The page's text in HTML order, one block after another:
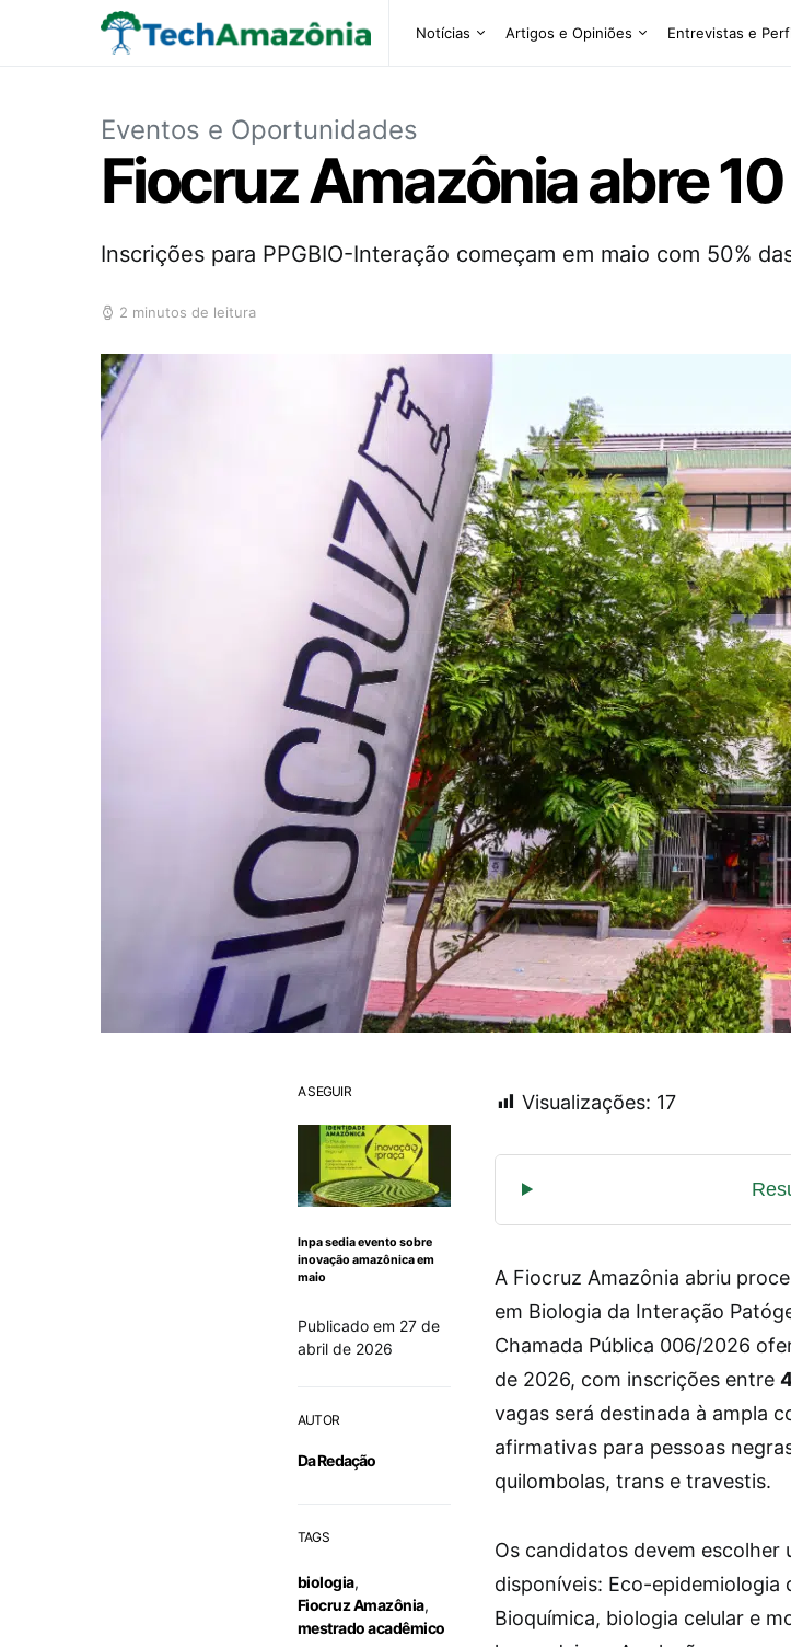
Notícias Artigos e Opiniões Entrevistas e
Eventos e Oportunidades
Fiocruz Amazônia abre
Inscrições para PPGBIO-Interação começam em maio com 50%
2 minutos de leitura
A SEGUIR
Inpa sedia evento sobre
inovação amazônica em
maio
Publicado em 27 de
abril de 2026
AUTOR
Da Redação
TAGS
biologia,
Fiocruz Amazônia,
mestrado acadêmico
Visualizações: 17
A Fiocruz Amazônia abriu
em Biologia da Interação
Chamada Pública 006/2026
de 2026, com inscrições entre
vagas será destinada à ampla
afirmativas para pessoas
quilombolas, trans e travestis.
Os candidatos devem escolher
disponíveis: Eco-epidemiologia
Bioquímica, biologia celular e